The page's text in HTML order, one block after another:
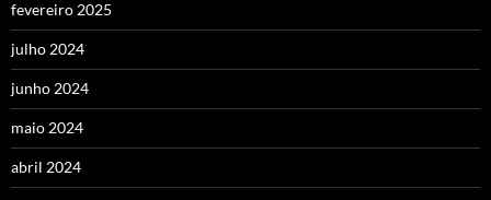
fevereiro 2025
julho 2024
junho 2024
maio 2024
abril 2024